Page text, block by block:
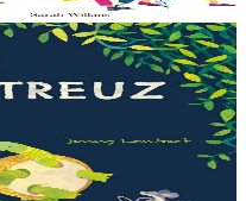
er paludoù pa vez an noz
eo Logodennig. N’eo